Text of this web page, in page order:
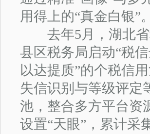
用得上的“真金白银”。
去年5月，湖北省
县区税务局启动“税
以达提质”的个税信
失信识别与等级评定
池，整合多方平台资
设置“天眼”，累计采